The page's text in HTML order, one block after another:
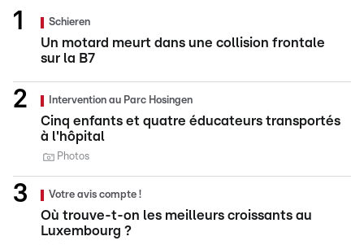
Schieren
Un motard meurt dans une collision frontale
sur la B7
Intervention au Parc Hosingen
Cinq enfants et quatre éducateurs transportés
à l'hôpital
Photos
Votre avis compte !
Où trouve-t-on les meilleurs croissants au
Luxembourg ?